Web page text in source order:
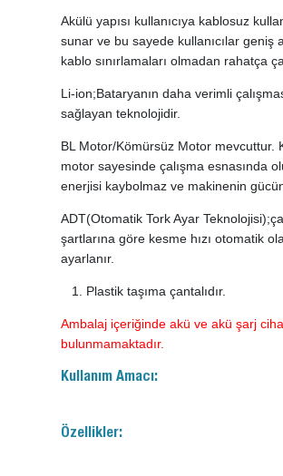
Akülü yapısı kullanıcıya kablosuz
sunar ve bu sayede kullanıcılar geniş
kablo sınırlamaları olmadan rahatça
Li-ion;Bataryanın daha verimli
sağlayan teknolojidir.
BL Motor/Kömürsüz Motor mevcuttur.
motor sayesinde çalışma esnasında
enerjisi kaybolmaz ve makinenin
ADT(Otomatik Tork Ayar
şartlarına göre kesme hızı otomatik
ayarlanır.
Plastik taşıma çantalıdır.
Ambalaj içeriğinde akü ve akü şarj
bulunmamaktadır.
Kullanım Amacı:
Özellikler: